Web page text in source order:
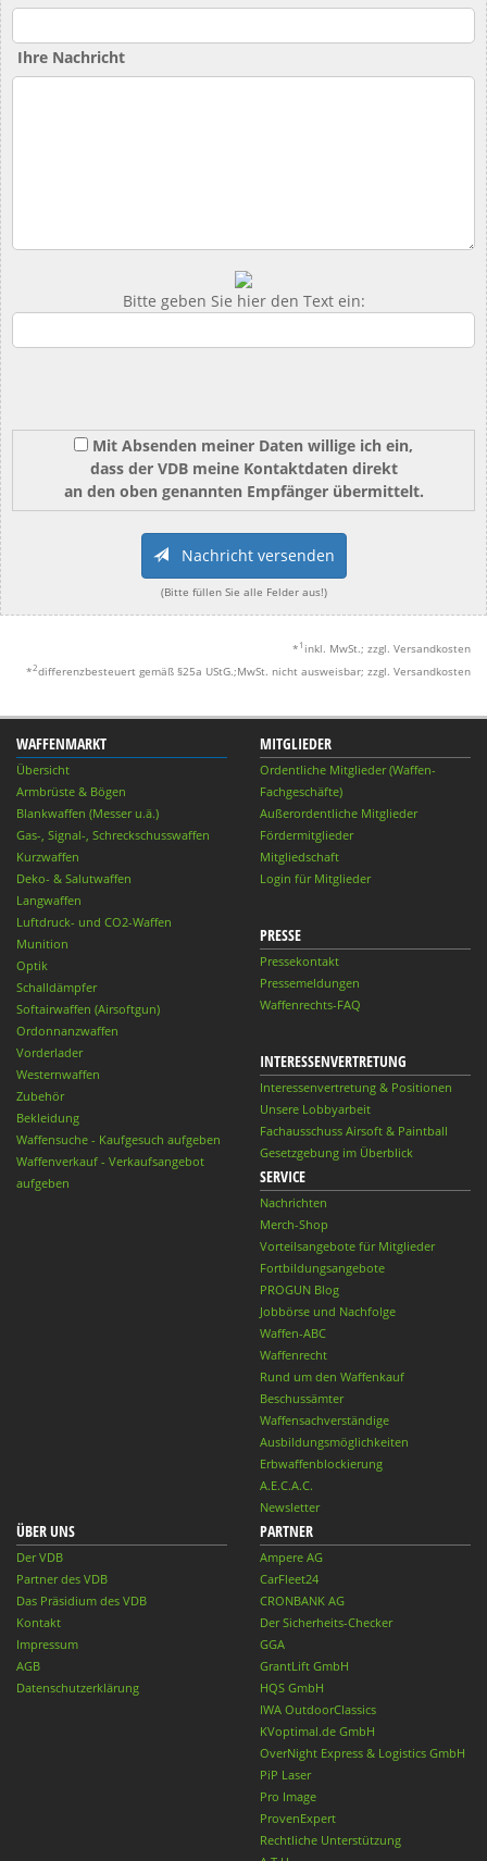
Ihre Nachricht
Bitte geben Sie hier den Text ein:
Mit Absenden meiner Daten willige ich ein,
dass der VDB meine Kontaktdaten direkt
an den oben genannten Empfänger übermittelt.
Nachricht versenden
(Bitte füllen Sie alle Felder aus!)
* 1 inkl. MwSt.; zzgl. Versandkosten
*2differenzbesteuert gemäß §25a UStG.;MwSt. nicht ausweisbar; zzgl. Versandkosten
WAFFENMARKT
Übersicht
Armbrüste & Bögen
Blankwaffen (Messer u.ä.)
Gas-, Signal-, Schreckschusswaffen
Kurzwaffen
Deko- & Salutwaffen
Langwaffen
Luftdruck- und CO2-Waffen
Munition
Optik
Schalldämpfer
Softairwaffen (Airsoftgun)
Ordonnanzwaffen
Vorderlader
Westernwaffen
Zubehör
Bekleidung
Waffensuche - Kaufgesuch aufgeben
Waffenverkauf - Verkaufsangebot
aufgeben
MITGLIEDER
Ordentliche Mitglieder (Waffen-
Fachgeschäfte)
Außerordentliche Mitglieder
Fördermitglieder
Mitgliedschaft
Login für Mitglieder
PRESSE
Pressekontakt
Pressemeldungen
Waffenrechts-FAQ
INTERESSENVERTRETUNG
Interessenvertretung & Positionen
Unsere Lobbyarbeit
Fachausschuss Airsoft & Paintball
Gesetzgebung im Überblick
SERVICE
Nachrichten
Merch-Shop
Vorteilsangebote für Mitglieder
Fortbildungsangebote
PROGUN Blog
Jobbörse und Nachfolge
Waffen-ABC
Waffenrecht
Rund um den Waffenkauf
Beschussämter
Waffensachverständige
Ausbildungsmöglichkeiten
Erbwaffenblockierung
A.E.C.A.C.
Newsletter
ÜBER UNS
Der VDB
Partner des VDB
Das Präsidium des VDB
Kontakt
Impressum
AGB
Datenschutzerklärung
PARTNER
Ampere AG
CarFleet24
CRONBANK AG
Der Sicherheits-Checker
GGA
GrantLift GmbH
HQS GmbH
IWA OutdoorClassics
KVoptimal.de GmbH
OverNight Express & Logistics GmbH
PiP Laser
Pro Image
ProvenExpert
Rechtliche Unterstützung